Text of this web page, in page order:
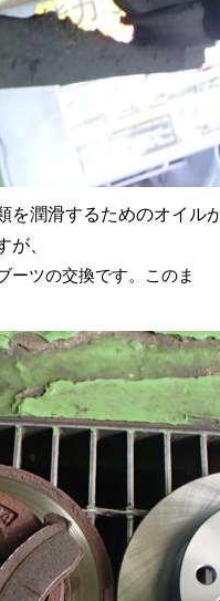
を潤滑するためのオイル
、
ーツの交換です。このま